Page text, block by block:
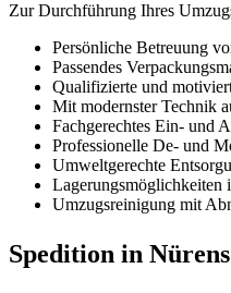
Zur Durchführung Ihres
Persönliche Betreuung
Passendes
Qualifizierte und
Mit modernster Technik
Fachgerechtes Ein- und
Professionelle De- und
Umweltgerechte
Lagerungsmöglichkeiten
Umzugsreinigung mit
Spedition in